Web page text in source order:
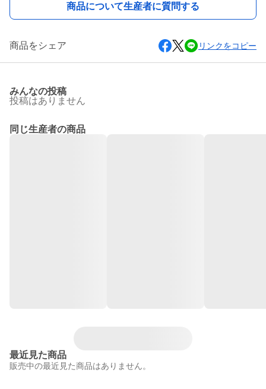
商品について生産者に質問する
商品をシェア リンクをコピー
みんなの投稿
投稿はありません
同じ生産者の商品
最近見た商品
販売中の最近見た商品はありません。